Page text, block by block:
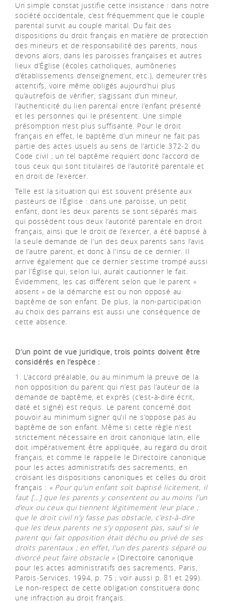
Un simple constat justifie cette insistance : dans notre
société occidentale, c’est fréquemment que le couple
parental survit au couple marital. Du fait des
dispositions du droit français en matière de protection
des mineurs et de responsabilité des parents, nous
devons alors, dans les paroisses françaises et autres
lieux d’Église (écoles catholiques, aumôneries
d’établissements d’enseignement, etc.), demeurer très
attentifs, voire même obligés aujourd’hui plus
qu’autrefois de vérifier, s’agissant d’un mineur,
l’authenticité du lien parental entre l’enfant présenté
et les personnes qui le présentent. Une simple
présomption n’est plus suffisante. Pour le droit
français en effet, le baptême d’un mineur ne fait pas
partie des actes usuels au sens de l’article 372‒2 du
Code civil ; un tel baptême requiert donc l’accord de
tous ceux qui sont titulaires de l’autorité parentale et
en droit de l’exercer.
Telle est la situation qui est souvent présente aux
pasteurs de l’Église : dans une paroisse, un petit
enfant, dont les deux parents se sont séparés mais
qui possèdent tous deux l’autorité parentale en droit
français, ainsi que le droit de l’exercer, a été baptisé à
la seule demande de l’un des deux parents sans l’avis
de l’autre parent, et donc à l’insu de ce dernier. Il
arrive également que ce dernier s’estime trompé aussi
par l’Église qui, selon lui, aurait cautionner le fait.
Évidemment, les cas diffèrent selon que le parent «
absent » de la démarche est ou non opposé au
baptême de son enfant. De plus, la non-participation
au choix des parrains est aussi une conséquence de
cette absence.
D’un point de vue juridique, trois points doivent être
considérés en l’espèce :
1. L’accord préalable, ou au minimum la preuve de la
non opposition du parent qui n’est pas l’auteur de la
demande de baptême, et exprès (c’est-à-dire écrit,
daté et signé) est requis. Le parent concerné doit
pouvoir au minimum signer qu’il ne s’oppose pas au
baptême de son enfant. Même si cette règle n’est
strictement nécessaire en droit canonique latin, elle
doit impérativement être appliquée, au regard du droit
français, et comme le rappelle le Directoire canonique
pour les actes administratifs des sacrements, en
croisant les dispositions canoniques et celles du droit
français : « Pour qu’un enfant soit baptisé licitement, il
faut […] que les parents y consentent ou au moins l’un
d’eux ou ceux qui tiennent légitimement leur place ;
que le droit civil n’y fasse pas obstacle, c’est-à-dire
que les deux parents ne s’y opposent pas, sauf si le
parent qui fait opposition était déchu ou privé de ses
droits parentaux ; en effet, l’un des parents séparé ou
divorcé peut faire obstacle » (Directoire canonique
pour les actes administratifs des sacrements, Paris,
Parois‒Services, 1994, p. 75 ; voir aussi p. 81 et 299).
Le non-respect de cette obligation constituera donc
une infraction au droit français.